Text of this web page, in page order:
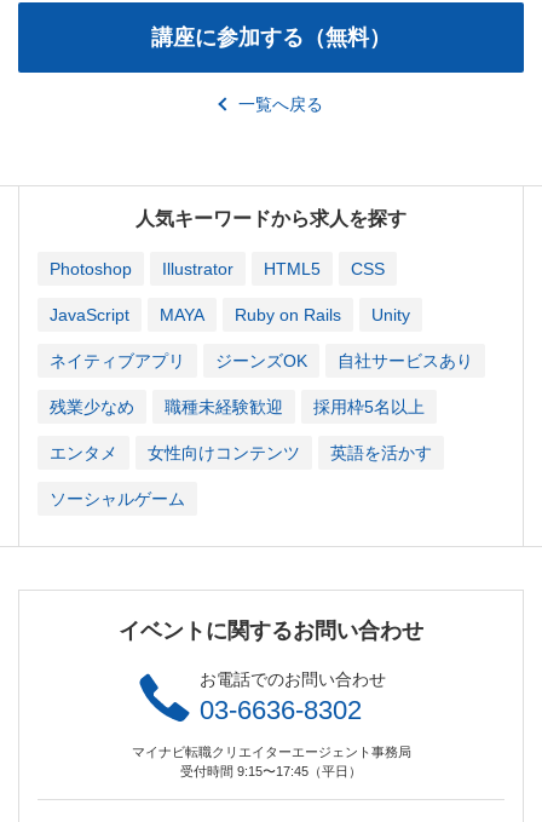
一覧へ戻る
人気キーワードから求人を探す
Photoshop Illustrator HTML5 CSS
JavaScript MAYA Ruby on Rails Unity
ネイティブアプリ ジーンズOK 自社サービスあり
残業少なめ 職種未経験歓迎 採用枠5名以上
エンタメ 女性向けコンテンツ 英語を活かす
ソーシャルゲーム
イベントに関するお問い合わせ
お電話でのお問い合わせ
03-6636-8302
マイナビ転職クリエイターエージェント事務局
受付時間 9:15〜17:45（平日）